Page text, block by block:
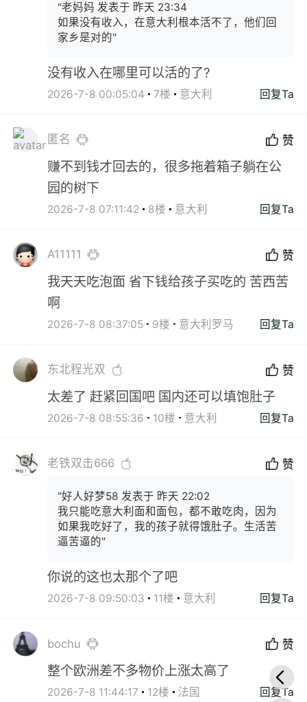
"老妈妈 发表于 昨天 23:34
如果没有收入，在意大利根本活不了，他们回
家乡是对的"
没有收入在哪里可以活的了?
2026-7-8 00:05:04 7楼 意大利 回复Ta
匿名 赞
赚不到钱才回去的，很多拖着箱子躺在公
园的树下
2026-7-8 07:11:42 8楼 意大利 回复Ta
A11111 赞
我天天吃泡面 省下钱给孩子买吃的 苦西苦
啊
2026-7-8 08:37:05 9楼 意大利罗马 回复Ta
东北程光双 赞
太差了 赶紧回国吧 国内还可以填饱肚子
2026-7-8 08:55:36 10楼 意大利 回复Ta
老铁双击666 赞
"好人好梦58 发表于 昨天 22:02
我只能吃意大利面和面包，都不敢吃肉，因为
如果我吃好了，我的孩子就得饿肚子。生活苦
逼苦逼的"
你说的这也太那个了吧
2026-7-8 09:50:03 11楼 意大利 回复Ta
bochu 赞
整个欧洲差不多物价上涨太高了
2026-7-8 11:44:17 12楼 法国 回复Ta